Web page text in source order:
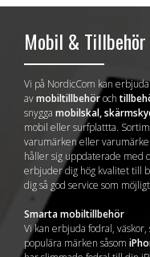
Mobil & Tillbehör
Vi på NordicCom kan
avmobiltillbehöroch
snygga mobilskal,
mobil eller surfplattta.
varumärken eller
håller sig uppdaterade med
erbjuder dig hög kvalitet till
dig så god service som
Smarta mobiltillbehör
Vi kan erbjuda fodral,
populära märken såsom